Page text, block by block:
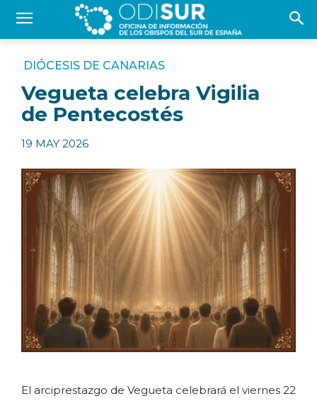
DIÓCESIS DE CANARIAS
Vegueta celebra Vigilia
de Pentecostés
19 MAY 2026
El arciprestazgo de Vegueta celebrará el viernes 22